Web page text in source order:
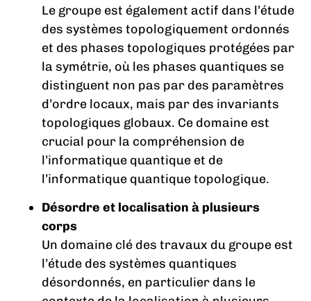
Le groupe est également actif dans l’étude
des systèmes topologiquement ordonnés
et des phases topologiques protégées par
la symétrie, où les phases quantiques se
distinguent non pas par des paramètres
d’ordre locaux, mais par des invariants
topologiques globaux. Ce domaine est
crucial pour la compréhension de
l’informatique quantique et de
l’informatique quantique topologique.
Désordre et localisation à plusieurs
corps
Un domaine clé des travaux du groupe est
l’étude des systèmes quantiques
désordonnés, en particulier dans le